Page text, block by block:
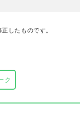
その良し悪しをありのま
したものです。
ク